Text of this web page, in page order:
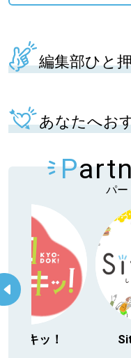
編集部ひと
あなたへお
P
パー
日ドキッ！